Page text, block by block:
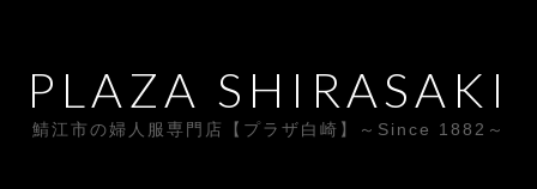
PLAZA SHIRASAKI
鯖江市の婦人服専門店【プラザ白崎】～Since 1882～